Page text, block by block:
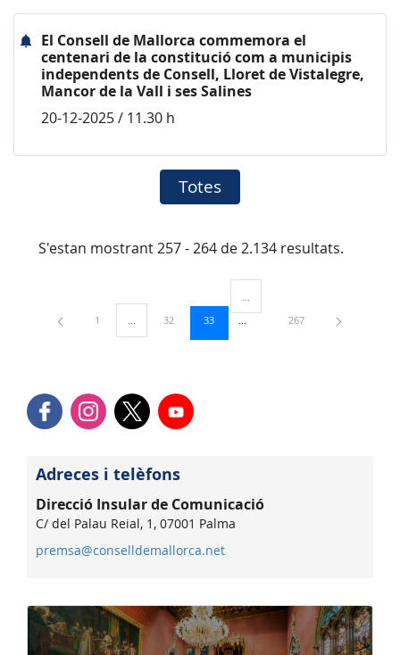
El Consell de Mallorca commemora el
centenari de la constitució com a municipis
independents de Consell, Lloret de Vistalegre,
Mancor de la Vall i ses Salines
20-12-2025 / 11.30 h
Totes
S'estan mostrant 257 - 264 de 2.134 resultats.
Pàgina
1 ...Pàgines intermèdies Utilitzeu TAB per navegar.
Pàgina
32 Pàgina
33
Pàgines intermèdies Utilitzeu
Pàgina
267
Adreces i telèfons
Direcció Insular de Comunicació
C/ del Palau Reial, 1, 07001 Palma
premsa@conselldemallorca.net